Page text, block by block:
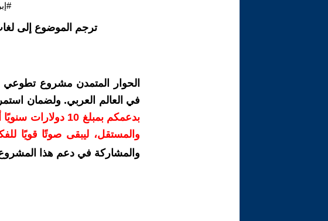
ترجم الموضوع إلى
الحوار المتمدن مشروع تطوعي
في العالم العربي. ولضمان
بدعمكم بمبلغ 10
والمستقل، ليبقى صوتًا قويًا
والمشاركة في دعم هذا